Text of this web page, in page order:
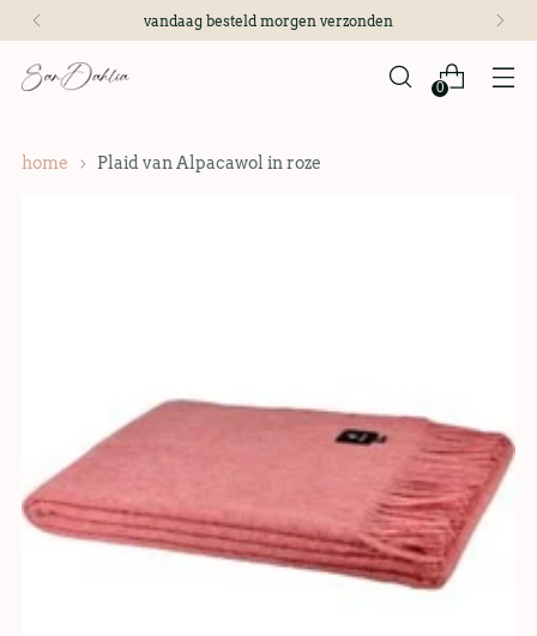
vandaag besteld morgen verzonden
0
home Plaid van Alpacawol in roze